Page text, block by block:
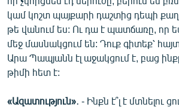
կամ կոշտ պայքարի դաշտից դեպի
թե վանում ես: Ու դա է պատճառը, որ
մեջ մասնակցում են: Դուք գիտեք՝
Արա Պապյանն էլ աջակցում է, բաց
թիմի հետ է:
«Ազատություն» ․ - Ինքն է՞լ է մտնելու